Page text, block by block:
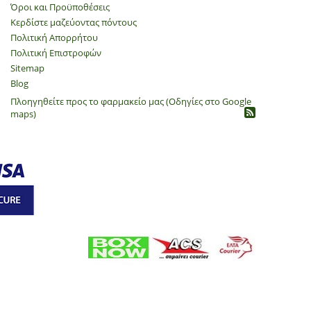
Όροι και Προϋποθέσεις
Κερδίστε μαζεύοντας πόντους
Πολιτική Απορρήτου
​Πολιτική Επιστροφών
Sitemap
Blog
Πλοηγηθείτε προς το φαρμακείο μας (Οδηγίες στο Google
maps)